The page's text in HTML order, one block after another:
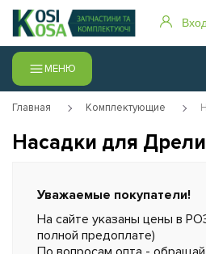
МЕНЮ
Главная Комплектующие
Насадки для Дрели
Уважаемые покупатели!
На сайте указаны цены в
полной предоплате)